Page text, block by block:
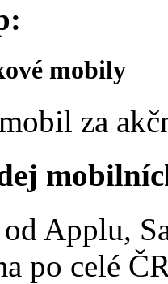
mobily
za
Applu,
po celé